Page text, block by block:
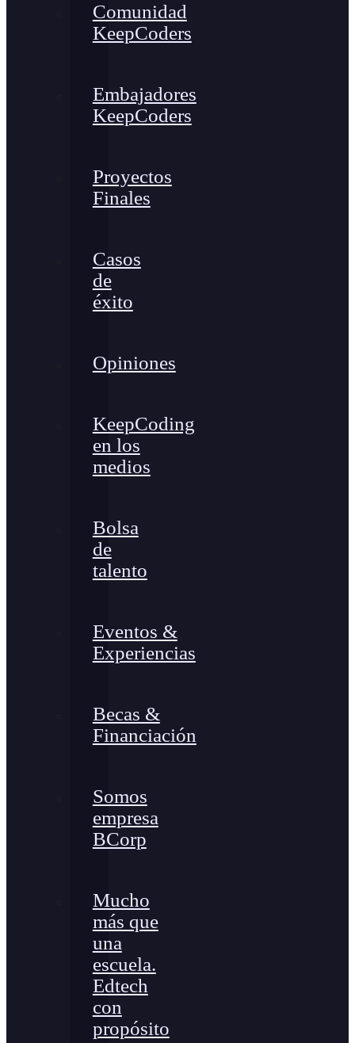
Comunidad
KeepCoders
Embajadores
KeepCoders
Proyectos
Finales
Casos
de
éxito
Opiniones
KeepCoding
en los
medios
Bolsa
de
talento
Eventos &
Experiencias
Becas &
Financiación
Somos
empresa
BCorp
Mucho
más que
una
escuela.
Edtech
con
propósito